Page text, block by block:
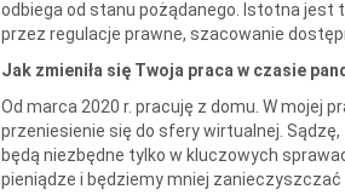
odbiega od stanu pożądanego. Istotna
przez regulacje prawne, szacowanie
Jak zmieniła się Twoja praca w czasie
Od marca 2020 r. pracuję z domu. W mojej
przeniesienie się do sfery wirtualnej.
będą niezbędne tylko w kluczowych
pieniądze i będziemy mniej